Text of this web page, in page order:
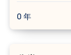
0 年